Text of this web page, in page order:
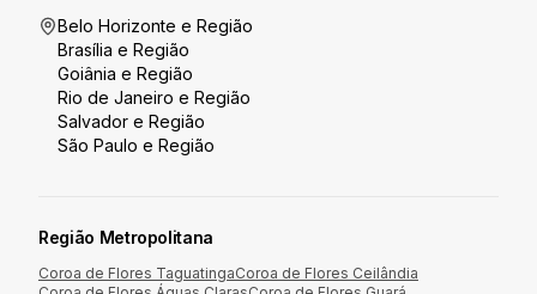
Belo Horizonte e Região
Brasília e Região
Goiânia e Região
Rio de Janeiro e Região
Salvador e Região
São Paulo e Região
Região Metropolitana
Coroa de Flores TaguatingaCoroa de Flores Ceilândia